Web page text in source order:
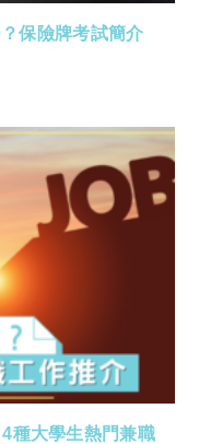
保險牌考試簡介
種大學生熱門兼職